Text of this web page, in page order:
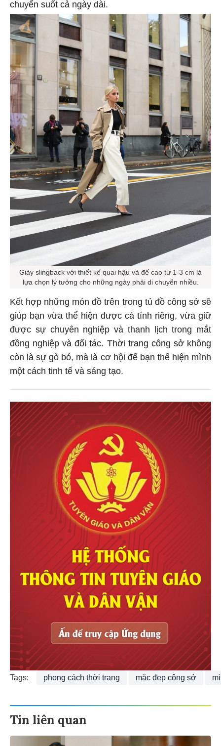
chuyển suốt cả ngày dài.
Giày slingback với thiết kế quai hậu và đế cao từ 1-3 cm là
lựa chọn lý tưởng cho những ngày phải di chuyển nhiều.
Kết hợp những món đồ trên trong tủ đồ công sở sẽ
giúp bạn vừa thể hiện được cá tính riêng, vừa giữ
được sự chuyên nghiệp và thanh lịch trong mắt
đồng nghiệp và đối tác. Thời trang công sở không
còn là sự gò bó, mà là cơ hội để bạn thể hiện mình
một cách tinh tế và sáng tạo.
Tags: phong cách thời trang mặc đẹp công sở
Tin liên quan